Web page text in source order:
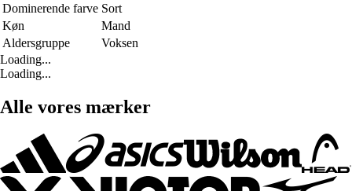
Dominerende farve Sort
Køn
Mand
Aldersgruppe
Voksen
Loading...
Loading...
Alle vores mærker